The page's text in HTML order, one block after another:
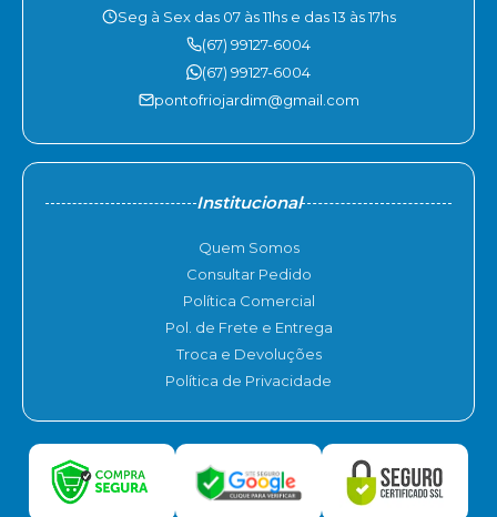
Seg à Sex das 07 às 11hs e das 13 às 17hs
(67) 99127-6004
(67) 99127-6004
pontofriojardim@gmail.com
Institucional
Quem Somos
Consultar Pedido
Política Comercial
Pol. de Frete e Entrega
Troca e Devoluções
Política de Privacidade